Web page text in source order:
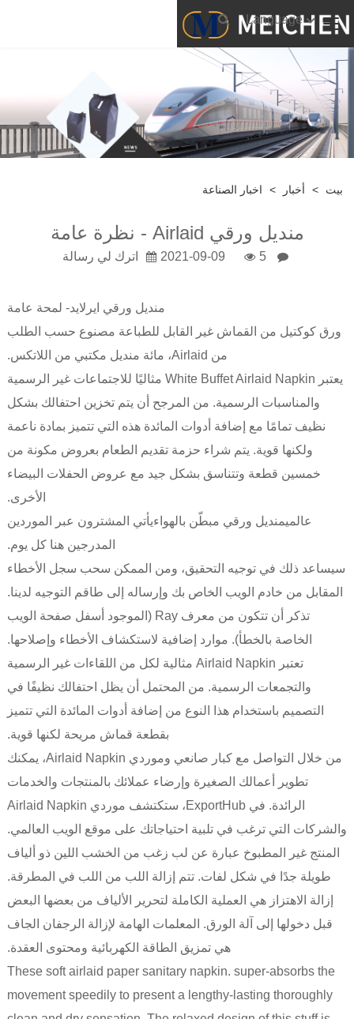
Language
بيت > أخبار > اخبار الصناعة
منديل ورقي Airlaid - نظرة عامة
2021-09-09 5 اترك لي رسالة
منديل ورقي ايرلايد- لمحة عامة
ورق كوكتيل من القماش غير القابل للطباعة مصنوع حسب الطلب
من Airlaid، مائة منديل مكتبي من اللاتكس.
يعتبر White Buffet Airlaid Napkin مثاليًا للاجتماعات غير الرسمية
والمناسبات الرسمية. من المرجح أن يتم تخزين احتفالك بشكل
نظيف تمامًا مع إضافة أدوات المائدة هذه التي تتميز بمادة ناعمة
ولكنها قوية. يتم شراء حزمة تقديم الطعام بعروض مكونة من
خمسين قطعة وتتناسق بشكل جيد مع عروض الحفلات البيضاء
الأخرى.
عالميمنديل ورقي مبطّن بالهواءيأتي المشترون عبر الموردين
المدرجين هنا كل يوم.
سيساعد ذلك في توجيه التحقيق، ومن الممكن سحب سجل الأخطاء
المقابل من خادم الويب الخاص بك وإرساله إلى طاقم التوجيه لدينا.
تذكر أن تتكون من معرف Ray (الموجود أسفل صفحة الويب
الخاصة بالخطأ). موارد إضافية لاستكشاف الأخطاء وإصلاحها.
تعتبر Airlaid Napkin مثالية لكل من اللقاءات غير الرسمية
والتجمعات الرسمية. من المحتمل أن يظل احتفالك نظيفًا في
التصميم باستخدام هذا النوع من إضافة أدوات المائدة التي تتميز
بقطعة قماش مريحة لكنها قوية.
من خلال التواصل مع كبار صانعي وموردي Airlaid Napkin، يمكنك
تطوير أعمالك الصغيرة وإرضاء عملائك بالمنتجات والخدمات
الرائدة. في ExportHub، ستكتشف موردي Airlaid Napkin
والشركات التي ترغب في تلبية احتياجاتك على موقع الويب العالمي.
المنتج غير المطبوخ عبارة عن لب زغب من الخشب اللين ذو ألياف
طويلة جدًا في شكل لفات. تتم إزالة اللب من اللب في المطرقة.
إزالة الاهتزاز هي العملية الكاملة لتحرير الألياف من بعضها البعض
قبل دخولها إلى آلة الورق. المعلمات الهامة لإزالة الرجفان الجاف
هي تمزيق الطاقة الكهربائية ومحتوى العقدة.
These soft airlaid paper sanitary napkin. super-absorbs the
movement speedily to present a lengthy-lasting thoroughly